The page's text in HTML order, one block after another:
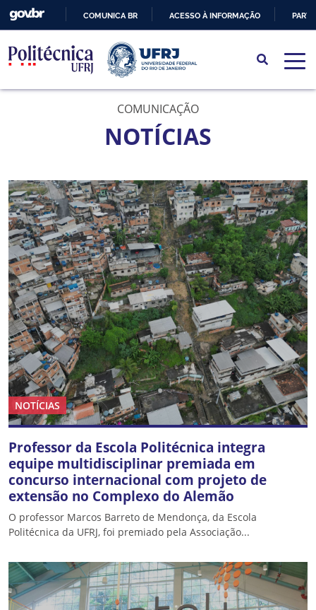
PARA
O
CONTEÚDO
COMUNICA BR ACESSO À INFORMAÇÃO
COMUNICAÇÃO
NOTÍCIAS
NOTÍCIAS
Professor da Escola Politécnica integra
equipe multidisciplinar premiada em
concurso internacional com projeto de
extensão no Complexo do Alemão
O professor Marcos Barreto de Mendonça, da Escola
Politécnica da UFRJ, foi premiado pela Associação...